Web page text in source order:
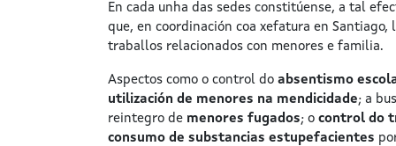
En cada unha das sedes constitúense, a tal
que, en coordinación coa xefatura en Santiago,
traballos relacionados con menores e familia.
Aspectos como o control do absentismo
utilización de menores na mendicidade; a
reintegro de menores fugados; o control do
consumo de substancias estupefacientes